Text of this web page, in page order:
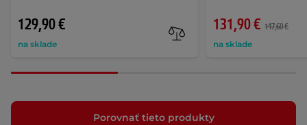
129,90 €
na sklade
131,90 € 147,60 €
na sklade
Porovnať tieto produkty